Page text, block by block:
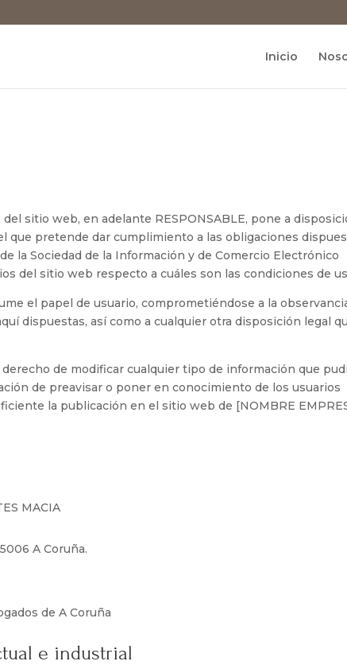
Inicio
del sitio web, en adelante RESPONSABLE, pone a
que pretende dar cumplimiento a las obligaciones
la Sociedad de la Información y de Comercio Electrónico
del sitio web respecto a cuáles son las condiciones de
el papel de usuario, comprometiéndose a la
dispuestas, así como a cualquier otra disposición legal
derecho de modificar cualquier tipo de información que
de preavisar o poner en conocimiento de los usuarios
la publicación en el sitio web de [NOMBRE
MACIA
A Coruña.
de A Coruña
e industrial